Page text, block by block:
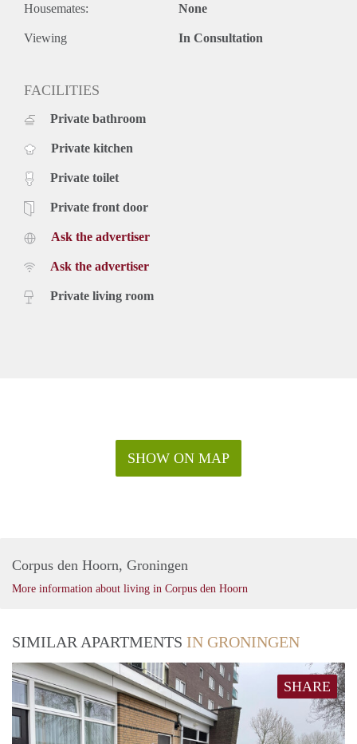
Housemates: None
Viewing In Consultation
FACILITIES
Private bathroom
Private kitchen
Private toilet
Private front door
Ask the advertiser
Ask the advertiser
Private living room
SHOW ON MAP
Corpus den Hoorn, Groningen
More information about living in Corpus den Hoorn
SIMILAR APARTMENTS IN GRONINGEN
SHARE